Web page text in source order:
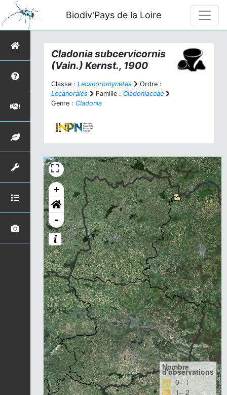
Biodiv'Pays de la Loire
Cladonia subcervicornis
(Vain.) Kernst., 1900
Classe : Lecanoromycetes
Ordre :
Lecanorales
Famille : Cladoniaceae
Genre : Cladonia
+
-
Nombre
d'observations
0– 1
1– 2